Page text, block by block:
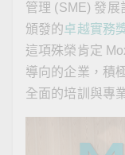
Moxa
管理 (SME) 發展
頒發的卓越實務
這項殊榮肯定
導向的企業，積
全面的培訓與專